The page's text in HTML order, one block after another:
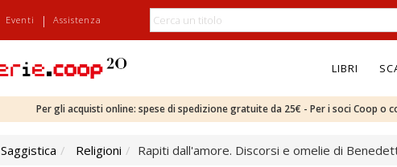
Eventi | Assistenza
LIBRI
Per gli acquisti online: spese di spedizione gratuite da 25€ - Per i soci Coop
Saggistica Religioni Rapiti dall'amore. Discorsi e omelie di